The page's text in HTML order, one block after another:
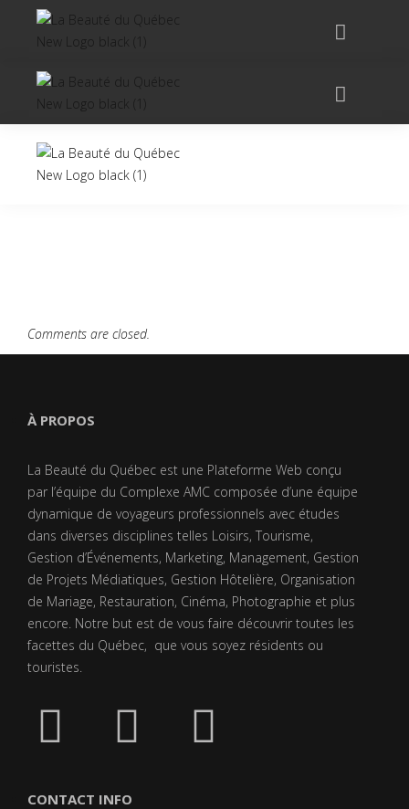
Comments are closed.
À PROPOS
La Beauté du Québec est une Plateforme Web conçu
par l’équipe du Complexe AMC composée d’une équipe
dynamique de voyageurs professionnels avec études
dans diverses disciplines telles Loisirs, Tourisme,
Gestion d’Événements, Marketing, Management, Gestion
de Projets Médiatiques, Gestion Hôtelière, Organisation
de Mariage, Restauration, Cinéma, Photographie et plus
encore. Notre but est de vous faire découvrir toutes les
facettes du Québec, que vous soyez résidents ou
touristes.
CONTACT INFO